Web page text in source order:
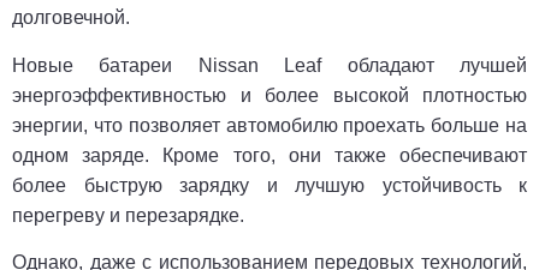
долговечной.
Новые батареи Nissan Leaf обладают лучшей
энергоэффективностью и более высокой плотностью
энергии, что позволяет автомобилю проехать больше на
одном заряде. Кроме того, они также обеспечивают
более быструю зарядку и лучшую устойчивость к
перегреву и перезарядке.
Однако, даже с использованием передовых технологий,